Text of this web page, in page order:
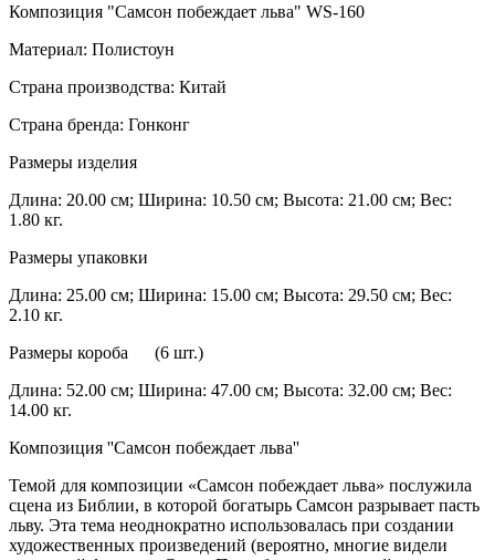
Композиция "Самсон побеждает льва" WS-160
Материал: Полистоун
Страна производства: Китай
Страна бренда: Гонконг
Размеры изделия
Длина: 20.00 см; Ширина: 10.50 см; Высота: 21.00 см; Вес:
1.80 кг.
Размеры упаковки
Длина: 25.00 см; Ширина: 15.00 см; Высота: 29.50 см; Вес:
2.10 кг.
Размеры короба (6 шт.)
Длина: 52.00 см; Ширина: 47.00 см; Высота: 32.00 см; Вес:
14.00 кг.
Композиция ''Самсон побеждает льва''
Темой для композиции «Самсон побеждает льва» послужила
сцена из Библии, в которой богатырь Самсон разрывает пасть
льву. Эта тема неоднократно использовалась при создании
художественных произведений (вероятно, многие видели